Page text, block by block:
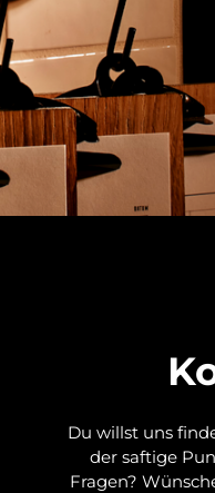
Du willst uns
der saftige
Fragen?